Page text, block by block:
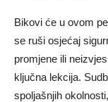
Bikovi će u ovom
se ruši osjećaj
promjene ili
ključna lekcija.
spoljašnjih